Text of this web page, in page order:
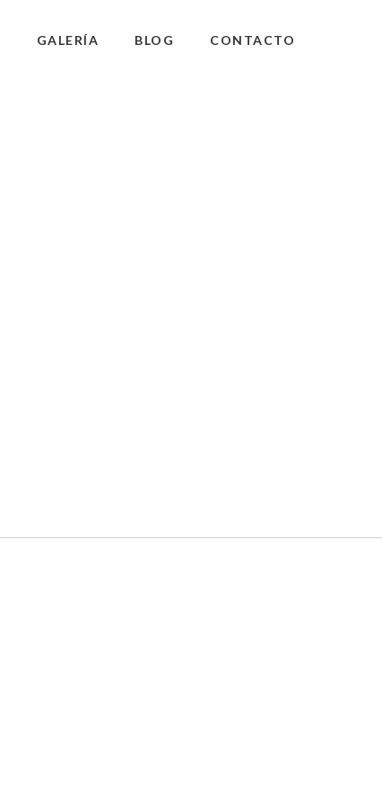
GALERÍA BLOG CONTACTO